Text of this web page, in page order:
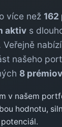
více než
aktiv s
našeho
8
v našem
hodnotu,